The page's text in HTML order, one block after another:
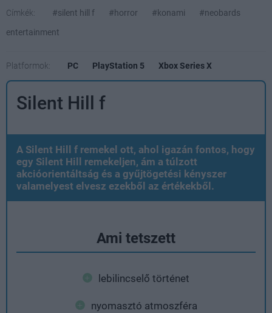
Címkék: #silent hill f #horror #konami
#neobards
entertainment
Platformok: PC PlayStation 5 Xbox Series X
Silent Hill f
A Silent Hill f remekel ott, ahol igazán fontos, hogy
egy Silent Hill remekeljen, ám a túlzott
akcióorientáltság és a gyűjtögetési kényszer
valamelyest elvesz ezekből az értékekből.
Ami tetszett
lebilincselő történet
nyomasztó atmoszféra